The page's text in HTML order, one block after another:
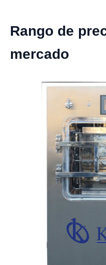
Rango de
mercado